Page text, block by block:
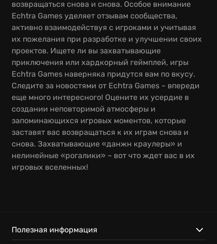
возвращаться снова и снова. Особое внимание
Echtra Games уделяет отзывам сообщества,
активно взаимодействуя с игроками и учитывая
их пожелания при разработке и улучшении своих
проектов. Ищете ли вы захватывающие
приключения или хардкорный геймплей, игры
Echtra Games наверняка придутся вам по вкусу.
Следите за новостями от Echtra Games – впереди
еще много интересного! Оцените их усердие в
создании неповторимой атмосферы и
запоминающихся игровых моментов, которые
заставят вас возвращаться к их играм снова и
снова. Захватывающие «данжн краулеры» и
нелинейные «рогалики» – вот что ждет вас в их
игровых вселенных!
Полезная информация